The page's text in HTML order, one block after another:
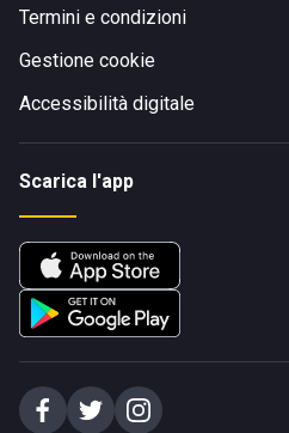
Termini e condizioni
Gestione cookie
Accessibilità digitale
Scarica l'app